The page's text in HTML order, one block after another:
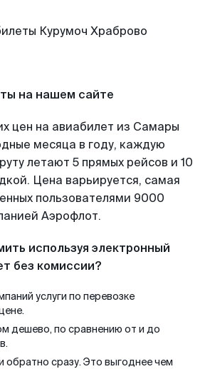
на нашем сайте
цен на авиабилет из Самары
месяца в году, каждую
летают 5 прямых рейсов и 10
Цена варьируется, самая
пользователями 9000
Аэрофлот.
используя электронный
без комиссии?
услуги по перевозке
дешево, по сравнению от и до
обратно сразу. Это выгоднее чем